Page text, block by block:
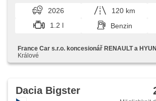
digitální přístrojový štít, elektronická ruční
hlídání provozu při couvání (RCTA),
přední, parkovací senzory zadní, 360°
(AVM), Parkassistent, Fahrkamera,
Scheibenwischersensor, Lenkrad
Multifunktionslenkrad, beheizte Lenkrad,
Beifahrerairbagdeaktivierung, hands free,
Dachträger, El. Klappspiegel, El. Spiegel,
Wegfahrsperre, Zentralverriegelung mit
2026 120 km
1.2 l
Benzin
France Car s.r.o. koncesionář RENAULT a
Králové
Dacia Bigster